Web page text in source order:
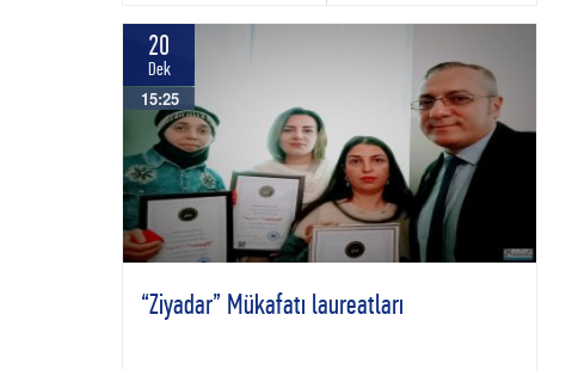
20
Dek
15:25
“Ziyadar” Mükafatı laureatları